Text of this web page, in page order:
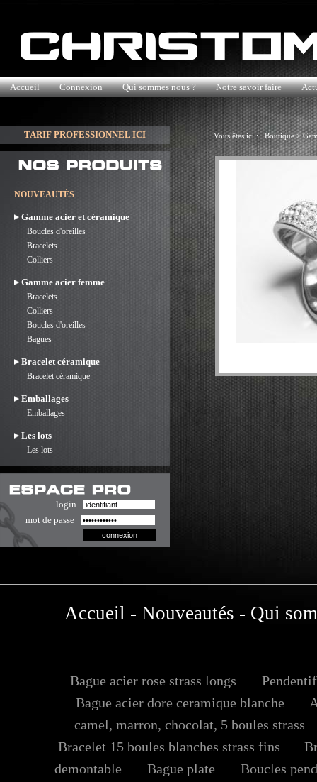
Accueil Connexion Qui sommes nous ? Notre savoir faire
TARIF PROFESSIONNEL ICI
NOUVEAUTÉS
Gamme acier et céramique
Boucles d'oreilles
Bracelets
Colliers
Gamme acier femme
Bracelets
Colliers
Boucles d'oreilles
Bagues
Bracelet céramique
Bracelet céramique
Emballages
Emballages
Les lots
Les lots
login
mot de passe
Vous êtes ici :Boutique>
Accueil - Nouveautés - Qui
Bague acier rose strass longs
Bague acier dore ceramique blanche
camel, marron, chocolat, 5 boules strass
Bracelet 15 boules blanches strass fins
demontable
Bague plate
Boucles